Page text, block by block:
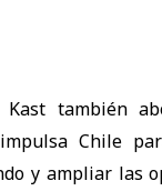
Kast también
Chile
y ampliar las